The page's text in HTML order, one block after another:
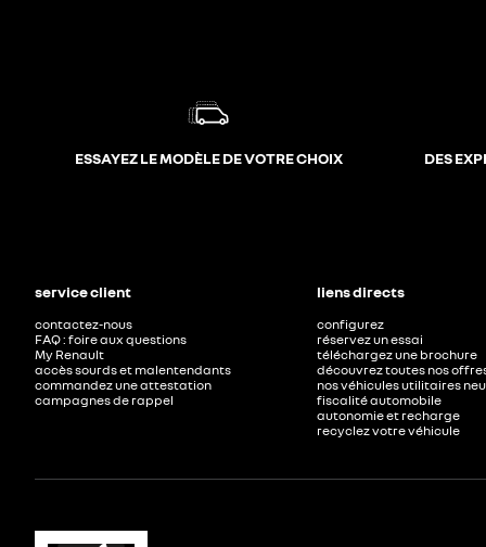
ESSAYEZ LE MODÈLE DE VOTRE CHOIX DES
service client
contactez-nous
FAQ : foire aux questions
My Renault
accès sourds et malentendants
commandez une attestation
campagnes de rappel
liens directs
configurez
réservez un essai
téléchargez une brochure
découvrez toutes nos
nos véhicules utilitaires
fiscalité automobile
autonomie et recharge
recyclez votre véhicule